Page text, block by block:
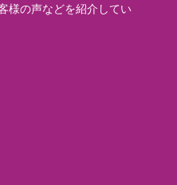
様の声などを紹介してい